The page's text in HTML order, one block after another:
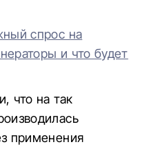
спрос на
и что будет
что на так
применения